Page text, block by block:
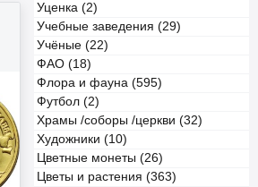
Уценка (2)
Учебные заведения (29)
Учёные (22)
ФАО (18)
Флора и фауна (595)
Футбол (2)
Храмы /соборы /церкви (32)
Художники (10)
Цветные монеты (26)
Цветы и растения (363)